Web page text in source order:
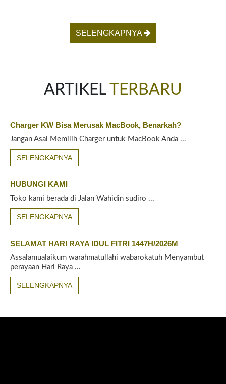
SELENGKAPNYA
ARTIKELTERBARU
Charger KW Bisa Merusak MacBook, Benarkah?
Jangan Asal Memilih Charger untuk MacBook Anda ...
SELENGKAPNYA
HUBUNGI KAMI
Toko kami berada di Jalan Wahidin sudiro ...
SELENGKAPNYA
SELAMAT HARI RAYA IDUL FITRI 1447H/2026M
Assalamualaikum warahmatullahi wabarokatuh Menyambut
perayaan Hari Raya ...
SELENGKAPNYA